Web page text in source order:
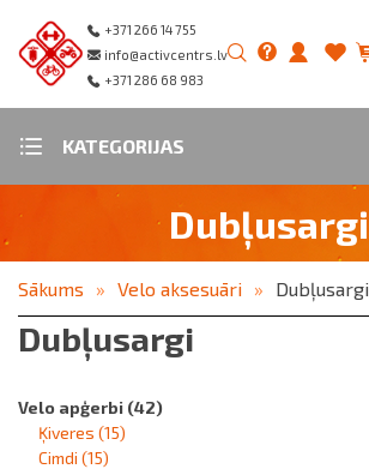
+371 266 14 755
info@activcentrs.lv
+371 286 68 983
KATEGORIJAS
Dubļusargi
Sākums Velo aksesuāri Dubļusargi
Dubļusargi
Velo apģerbi (42)
Ķiveres (15)
Cimdi (15)